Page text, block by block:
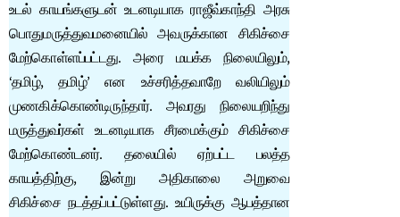
உடல் காயங்களுடன் உடனடியாக ராஜீவ்காந்தி அரசு
பொதுமருத்துவமனையில் அவருக்கான சிகிச்சை
மேற்கொள்ளப்பட்டது. அரை மயக்க நிலையிலும்,
‘தமிழ், தமிழ்’ என உச்சரித்தவாறே வலியிலும்
முணகிக்கொண்டிருந்தார். அவரது நிலையறிந்து
மருத்துவர்கள் உடனடியாக சீரமைக்கும் சிகிச்சை
மேற்கொண்டனர். தலையில் ஏற்பட்ட பலத்த
காயத்திற்கு, இன்று அதிகாலை அறுவை
சிகிச்சை நடத்தப்பட்டுள்ளது. உயிருக்கு ஆபத்தான